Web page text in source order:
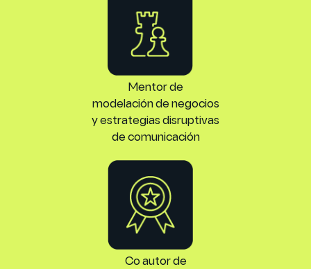
Mentor de
modelación de negocios
y estrategias disruptivas
de comunicación
Co autor de